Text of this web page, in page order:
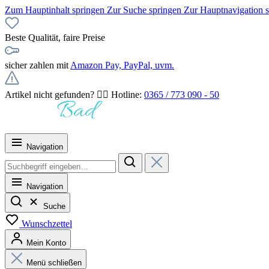
Zum Hauptinhalt springen Zur Suche springen Zur Hauptnavigation
Beste Qualität, faire Preise
sicher zahlen mit Amazon Pay, PayPal, uvm.
Artikel nicht gefunden? 👉🏻 Hotline: 0365 / 773 090 - 50
Navigation
Navigation
Suche
Wunschzettel
Mein Konto
Menü schließen